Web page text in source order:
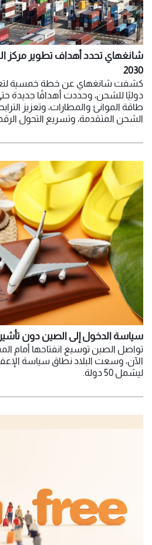
شانغهاي تحدد أهداف تطوير مركز
2030
كشفت شانغهاي عن خطة خمسية
طاقة الموانئ والمطارات، وتعزيز
الشحن المتقدمة، وتسريع التحول
سياسة الدخول إلى الصين دون
تواصل الصين توسيع انفتاحها أمام
الآن، وسعت البلاد نطاق سياسة
ليشمل 50 دولة.